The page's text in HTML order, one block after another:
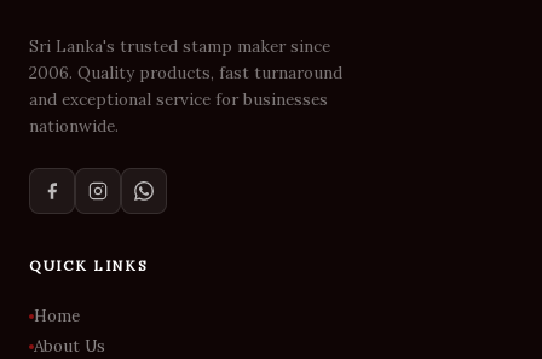
Sri Lanka's trusted stamp maker since
2006. Quality products, fast turnaround
and exceptional service for businesses
nationwide.
QUICK LINKS
Home
About Us